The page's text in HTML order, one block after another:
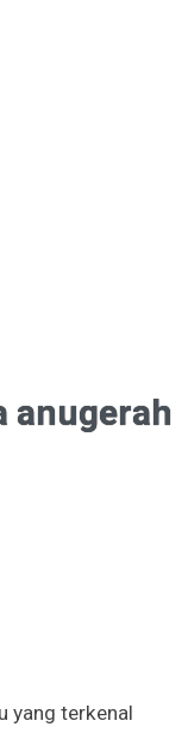
anugerah
yang terkenal